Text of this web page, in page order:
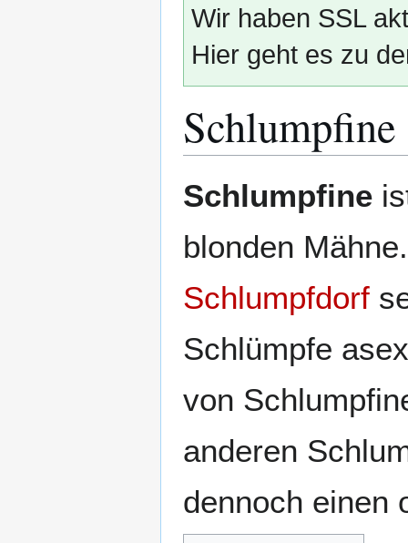
Wir haben SSL
Hier geht es zu
Schlumpfine
Navigation
Suche
Schlumpfine
blonden
Schlumpfdorf
Schlümpfe
von
anderen
dennoch einen